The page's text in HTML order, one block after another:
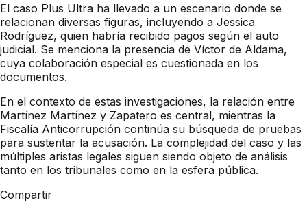
El caso Plus Ultra ha llevado a un escenario donde se
relacionan diversas figuras, incluyendo a Jessica
Rodríguez, quien habría recibido pagos según el auto
judicial. Se menciona la presencia de Víctor de Aldama,
cuya colaboración especial es cuestionada en los
documentos.
En el contexto de estas investigaciones, la relación entre
Martínez Martínez y Zapatero es central, mientras la
Fiscalía Anticorrupción continúa su búsqueda de pruebas
para sustentar la acusación. La complejidad del caso y las
múltiples aristas legales siguen siendo objeto de análisis
tanto en los tribunales como en la esfera pública.
Compartir